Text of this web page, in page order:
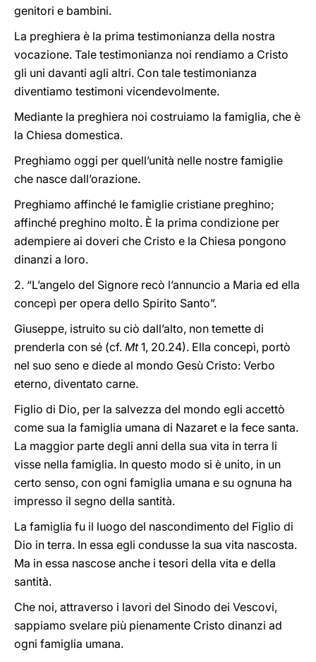
genitori e bambini.
La preghiera è la prima testimonianza della nostra
vocazione. Tale testimonianza noi rendiamo a Cristo
gli uni davanti agli altri. Con tale testimonianza
diventiamo testimoni vicendevolmente.
Mediante la preghiera noi costruiamo la famiglia, che è
la Chiesa domestica.
Preghiamo oggi per quell’unità nelle nostre famiglie
che nasce dall’orazione.
Preghiamo affinché le famiglie cristiane preghino;
affinché preghino molto. È la prima condizione per
adempiere ai doveri che Cristo e la Chiesa pongono
dinanzi a loro.
2. “L’angelo del Signore recò l’annuncio a Maria ed ella
concepì per opera dello Spirito Santo”.
Giuseppe, istruito su ciò dall’alto, non temette di
prenderla con sé (cf. Mt1, 20.24). Ella concepì, portò
nel suo seno e diede al mondo Gesù Cristo: Verbo
eterno, diventato carne.
Figlio di Dio, per la salvezza del mondo egli accettò
come sua la famiglia umana di Nazaret e la fece santa.
La maggior parte degli anni della sua vita in terra li
visse nella famiglia. In questo modo si è unito, in un
certo senso, con ogni famiglia umana e su ognuna ha
impresso il segno della santità.
La famiglia fu il luogo del nascondimento del Figlio di
Dio in terra. In essa egli condusse la sua vita nascosta.
Ma in essa nascose anche i tesori della vita e della
santità.
Che noi, attraverso i lavori del Sinodo dei Vescovi,
sappiamo svelare più pienamente Cristo dinanzi ad
ogni famiglia umana.